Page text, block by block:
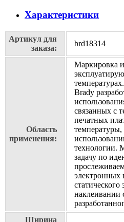
Характеристики
Артикул для
заказа:
brd18314
Область
применения:
Маркировка
Brady
связанных с
печатных
технологии.
задачу по
электронных
статического
наклеивании
Ширина